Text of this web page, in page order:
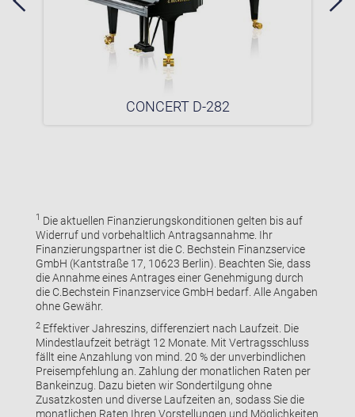
CONCERT D-282
1 Die aktuellen Finanzierungskonditionen gelten bis auf
Widerruf und vorbehaltlich Antragsannahme. Ihr
Finanzierungspartner ist die C. Bechstein Finanzservice
GmbH (Kantstraße 17, 10623 Berlin). Beachten Sie, dass
die Annahme eines Antrages einer Genehmigung durch
die C.Bechstein Finanzservice GmbH bedarf. Alle Angaben
ohne Gewähr.
2Effektiver Jahreszins, differenziert nach Laufzeit. Die
Mindestlaufzeit beträgt 12 Monate. Mit Vertragsschluss
fällt eine Anzahlung von mind. 20 % der unverbindlichen
Preisempfehlung an. Zahlung der monatlichen Raten per
Bankeinzug. Dazu bieten wir Sondertilgung ohne
Zusatzkosten und diverse Laufzeiten an, sodass Sie die
monatlichen Raten Ihren Vorstellungen und Möglichkeiten